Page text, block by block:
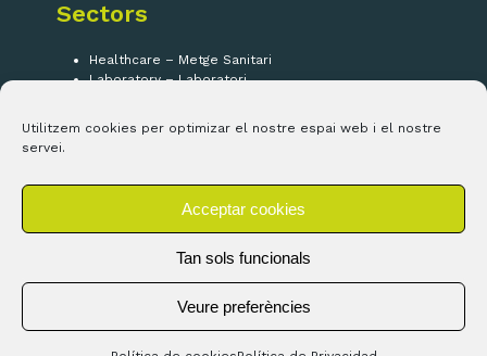
Utilitzem cookies per optimizar el nostre espai web i el nostre
servei.
Acceptar cookies
Tan sols funcionals
Veure preferències
Sectors
Healthcare – Metge Sanitari
Laboratory – Laboratori
Segueix-nos!
Copyright © Electrolomas SL 2026 - Tots els drets